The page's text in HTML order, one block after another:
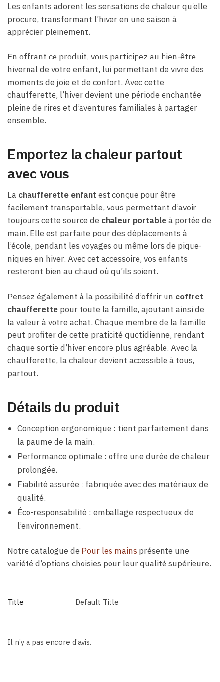
Les enfants adorent les sensations de chaleur qu’elle
procure, transformant l’hiver en une saison à
apprécier pleinement.
En offrant ce produit, vous participez au bien-être
hivernal de votre enfant, lui permettant de vivre des
moments de joie et de confort. Avec cette
chaufferette, l’hiver devient une période enchantée
pleine de rires et d’aventures familiales à partager
ensemble.
Emportez la chaleur partout
avec vous
La chaufferette enfant est conçue pour être
facilement transportable, vous permettant d’avoir
toujours cette source de chaleur portableà portée de
main. Elle est parfaite pour des déplacements à
l’école, pendant les voyages ou même lors de pique-
niques en hiver. Avec cet accessoire, vos enfants
resteront bien au chaud où qu’ils soient.
Pensez également à la possibilité d’offrir un coffret
chaufferette pour toute la famille, ajoutant ainsi de
la valeur à votre achat. Chaque membre de la famille
peut profiter de cette praticité quotidienne, rendant
chaque sortie d’hiver encore plus agréable. Avec la
chaufferette, la chaleur devient accessible à tous,
partout.
Détails du produit
Conception ergonomique : tient parfaitement dans
la paume de la main.
Performance optimale : offre une durée de chaleur
prolongée.
Fiabilité assurée : fabriquée avec des matériaux de
qualité.
Éco-responsabilité : emballage respectueux de
l’environnement.
Notre catalogue de Pour les mains présente une
variété d’options choisies pour leur qualité supérieure.
Title Default Title
Il n’y a pas encore d’avis.